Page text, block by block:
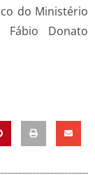
do Ministério
Fábio Donato